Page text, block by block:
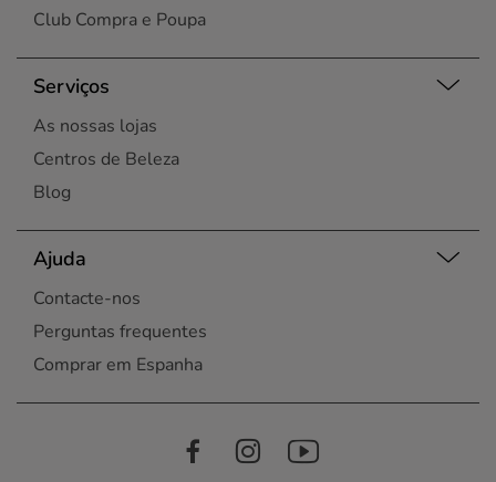
Club Compra e Poupa
Serviços
As nossas lojas
Centros de Beleza
Blog
Ajuda
Contacte-nos
Perguntas frequentes
Comprar em Espanha